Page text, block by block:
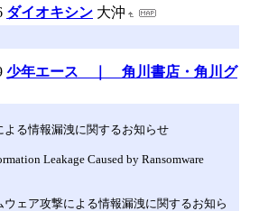
ダイオキシン 大沖
少年エース ｜ 角川書店・角川グ
よる情報漏洩に関するお知らせ
Leakage Caused by Ransomware
ウェア攻撃による情報漏洩に関するお知ら